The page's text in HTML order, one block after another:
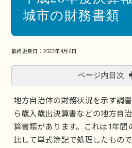
城市の財務書類
最終更新日： 2023年4月6日
ページ内目次
地方自治体の財務状況を示す調
ら歳入歳出決算書などの地方自
算書類があります。これは1年間
比して単式簿記で処理したもので